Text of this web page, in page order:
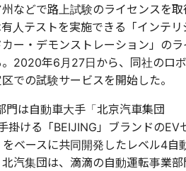
などで路上試験のライセンスを取
人テストを実施できる「インテリ
ー・デモンストレーション」のラ
2020年6月27日から、同社のロボ
での試験サービスを開始した。
門は自動車大手「北京汽車集団
掛ける「BEIJING」ブランドのEV
ベースに共同開発したレベル4自
汽集団は、滴滴の自動運転事業部